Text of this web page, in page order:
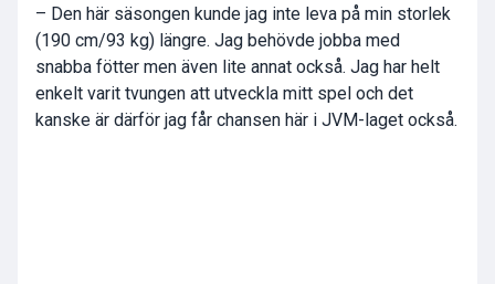
– Den här säsongen kunde jag inte leva på min storlek
(190 cm/93 kg) längre. Jag behövde jobba med
snabba fötter men även lite annat också. Jag har helt
enkelt varit tvungen att utveckla mitt spel och det
kanske är därför jag får chansen här i JVM-laget också.